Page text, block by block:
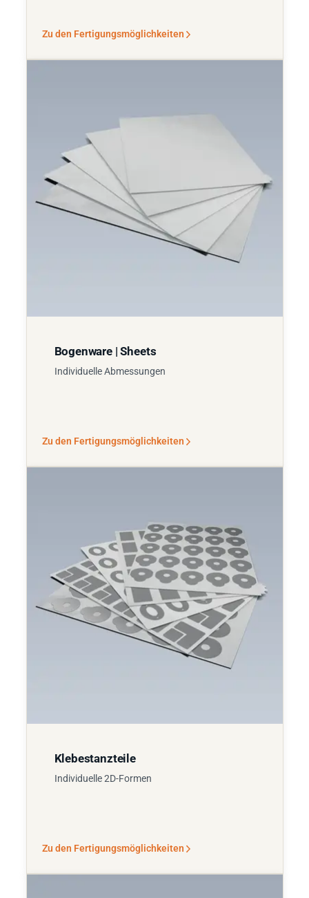
Zu den Fertigungsmöglichkeiten
Bogenware | Sheets
Individuelle Abmessungen
Zu den Fertigungsmöglichkeiten
Klebestanzteile
Individuelle 2D-Formen
Zu den Fertigungsmöglichkeiten